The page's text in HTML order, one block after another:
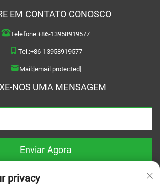
EM CONTATO CONOSCO
Telefone:+86-13958919577
Tel.:+86-13958919577
Mail:[email protected]
NOS UMA MENSAGEM
Enviar Agora
privacy